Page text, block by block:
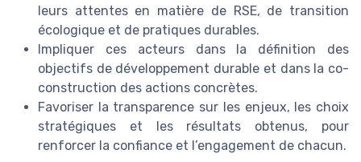
leurs attentes en matière de RSE, de transition
écologique et de pratiques durables.
Impliquer ces acteurs dans la définition des
objectifs de développement durable et dans la co-
construction des actions concrètes.
Favoriser la transparence sur les enjeux, les choix
stratégiques et les résultats obtenus, pour
renforcer la confiance et l’engagement de chacun.